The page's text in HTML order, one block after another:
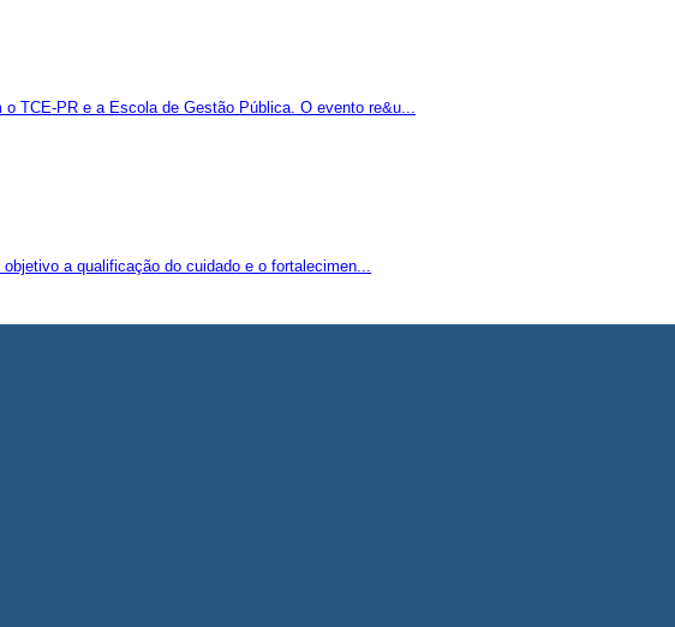
TCE-PR e a Escola de Gestão Pública. O evento re&u...
a qualificação do cuidado e o fortalecimen...